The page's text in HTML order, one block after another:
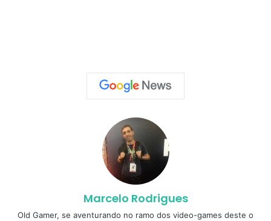
Marcelo Rodrigues
Old Gamer, se aventurando no ramo dos video-games deste o